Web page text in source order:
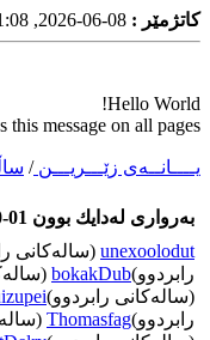
کاتژمێر :
Hello World!
message on all pages.
یــــانــه‌ی زێـــریـــن/
به‌رواری له‌دایك بوون 01-20-2025
unexoolodut (ساله‌كانی
رابردوو)bokakDub
(ساله‌كانی رابردوو)
رابردوو)Thomasfag